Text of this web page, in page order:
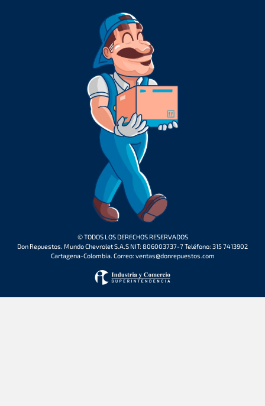
© TODOS LOS DERECHOS RESERVADOS
Don Repuestos. Mundo Chevrolet S.A.S NIT: 806003737-7 Teléfono: 315 7413902
Cartagena-Colombia. Correo: ventas@donrepuestos.com